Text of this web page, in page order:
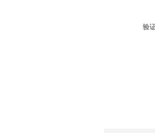
验